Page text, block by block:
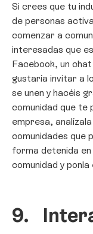
Si crees que tu
de personas
comenzar a
interesadas que
Facebook, un
gustaría invitar a
se unen y hacéis
comunidad que te
empresa,
comunidades que
forma detenida
comunidad y
9.